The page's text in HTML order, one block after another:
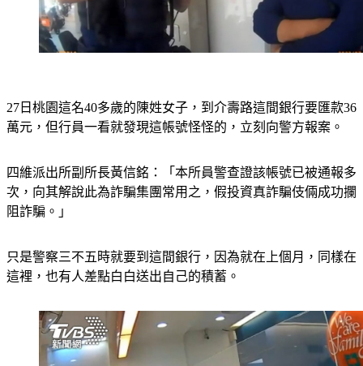
27日桃園這名40多歲的陳姓女子，到介壽路這間銀行要匯款36
四維派出所副所長黃信銘：「本所員警查證該帳號已被通報多
次，向其解說此為詐騙集團常用之，假投資真詐騙伎倆成功攔
只是警察三不五時就要到這間銀行，因為就在上個月，同樣在